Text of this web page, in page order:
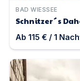
BAD WIESSEE
Schnitzer´s
Ab 115 € / 1
Ferienhaus Rote